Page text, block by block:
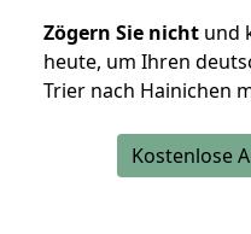
Zögern Sie nicht und
heute, um Ihren
Trier nach Hainichen
Kostenlose